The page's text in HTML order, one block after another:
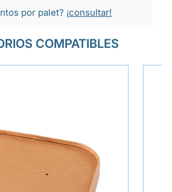
por palet? ¡consultar!
COMPATIBLES